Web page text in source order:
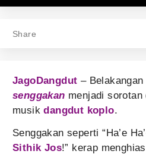
Share
JagoDangdut –
senggakan menjadi
musikdangdut koplo.
Senggakan seperti “Ha’e
Sithik Jos!” kerap